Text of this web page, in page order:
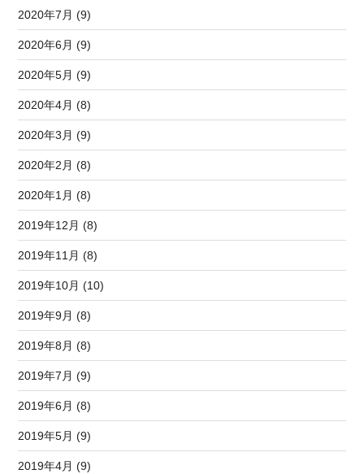
2020年7月 (9)
2020年6月 (9)
2020年5月 (9)
2020年4月 (8)
2020年3月 (9)
2020年2月 (8)
2020年1月 (8)
2019年12月 (8)
2019年11月 (8)
2019年10月 (10)
2019年9月 (8)
2019年8月 (8)
2019年7月 (9)
2019年6月 (8)
2019年5月 (9)
2019年4月 (9)